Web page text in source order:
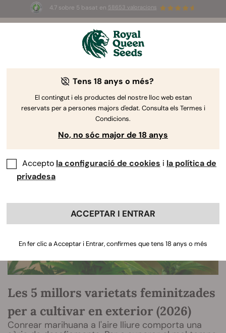
4.7 sobre 5 basat en 58653 valoracions
⏳2x1-Oferta limitada
2d 18h 7m 53s
The RQS Blog
Varietats i productes
Les 5 millors varietats feminitzades
per a cultivar en exterior (2026)
Conrear marihuana a l'aire lliure comporta una
Tens 18 anys o més?
El contingut i els productes del nostre lloc web estan
reservats per a persones majors d'edat. Consulta els Termes i
Condicions.
No, no sóc major de 18 anys
Accepto la configuració de cookies i la política de
privadesa
ACCEPTAR I ENTRAR
En fer clic a Acceptar i Entrar, confirmes que tens 18 anys o més